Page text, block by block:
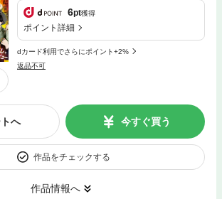
6pt獲得
ポイント詳細
dカード利用でさらにポイント+2%
返品不可
へ 今すぐ買う
作品をチェックする
作品情報へ